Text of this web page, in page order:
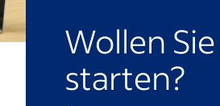
Wollen Sie
starten?